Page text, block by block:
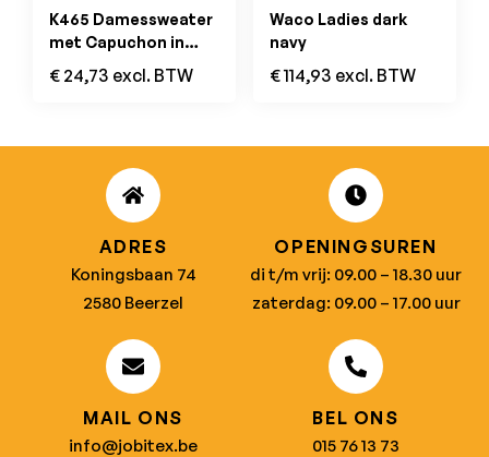
K465 Damessweater
met Capuchon in
Contrasterende
Kleur Navy / Red
€ 24,73 excl. BTW
Waco Ladies dark
navy
€114,93 excl. BTW
ADRES
Koningsbaan 74
2580 Beerzel
OPENINGSUREN
di t/m vrij: 09.00 – 18.30 uur
zaterdag: 09.00 – 17.00 uur
MAIL ONS
info@jobitex.be
BEL ONS
015 76 13 73